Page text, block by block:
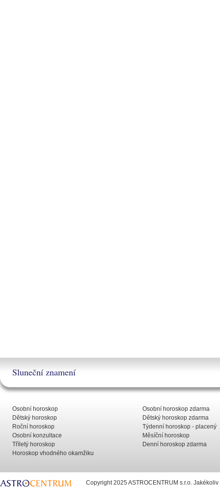
Sluneční znamení
Osobní horoskop
Dětský horoskop
Roční horoskop
Osobní konzultace
Tříletý horoskop
Horoskop vhodného okamžiku
Osobní horoskop zdarma
Dětský horoskop zdarma
Týdenní horoskop - placený
Měsíční horoskop
Denní horoskop zdarma
Copyright 2025 ASTROCENTRUM s.r.o.